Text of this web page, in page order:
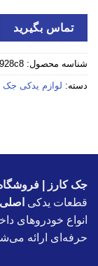
تماس بگیرید
شناسه محصول:
دسته: لوازم یدکی جک J3
جک کارز |
قطعات یدکی
انواع خودروهای
حرفه‌ای ارائه